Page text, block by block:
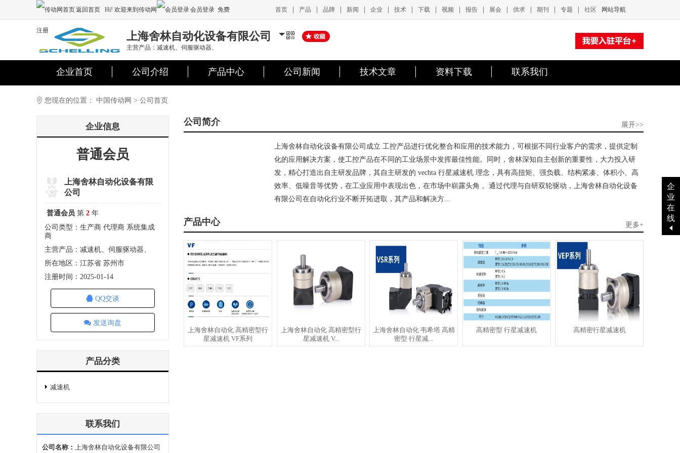
返回首页 Hi! 欢迎来到传动网 会员登录 免费
注册
首页 产品 品牌 新闻 企业 技术 下载 视频 报告 展会 供求 期刊 专题 社区 网站导航
上海舍林自动化设备有限公司
主营产品：减速机、伺服驱动器、
企业首页 公司介绍 产品中心 公司新闻 技术文章 资料下载 联系我们
您现在的位置： 中国传动网 > 公司首页
企业信息
普通会员
上海舍林自动化设备有限
公司
普通会员 第 2 年
公司类型：生产商 代理商 系统集成
商
主营产品：减速机、伺服驱动器、
所在地区：江苏省 苏州市
注册时间：2025-01-14
QQ交谈
发送询盘
产品分类
减速机
联系我们
公司名称： 上海舍林自动化设备有限公司
公司简介 展开>>
上海舍林自动化设备有限公司成立 工控产品进行优化整合和应用的技术能力，可根据不同行业客户的需求，提供定制
化的应用解决方案，使工控产品在不同的工业场景中发挥最佳性能。同时，舍林深知自主创新的重要性，大力投入研
发，精心打造出自主研发品牌，其自主研发的 vechta 行星减速机 理念，具有高扭矩、强负载、结构紧凑、体积小、高
效率、低噪音等优势，在工业应用中表现出色，在市场中崭露头角 。通过代理与自研双轮驱动，上海舍林自动化设备
有限公司在自动化行业不断开拓进取，其产品和解决方...
产品中心 更多+
上海舍林自动化 高精密型行
星减速机 VF系列
上海舍林自动化 高精密型行
星减速机 V...
上海舍林自动化 韦希塔 高精
密型 行星减...
高精密型 行星减速机 高精密行星减速机
企
业
在
线